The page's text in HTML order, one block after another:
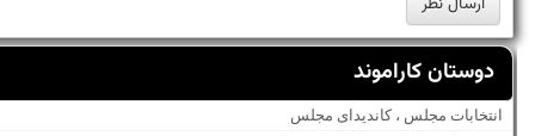
دوستان کاراموند
انتخابات مجلس ، کاندیدای مجلس